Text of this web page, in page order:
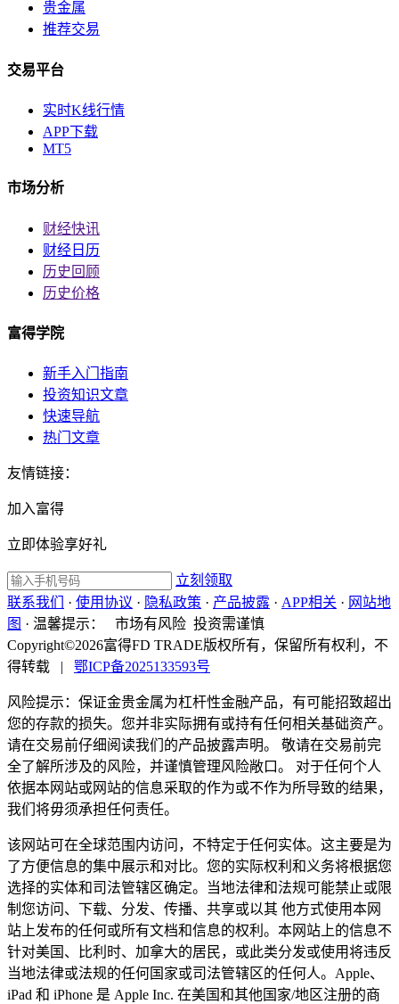
贵金属
推荐交易
交易平台
实时K线行情
APP下载
MT5
市场分析
财经快讯
财经日历
历史回顾
历史价格
富得学院
新手入门指南
投资知识文章
快速导航
热门文章
友情链接：
加入富得
立即体验享好礼
立刻领取
联系我们
· 使用协议 · 隐私政策 · 产品披露 · APP相关 · 网站地
图 · 温馨提示：
市场有风险 投资需谨慎
Copyright©2026富得FD TRADE版权所有，保留所有权利，不
得转载
| 鄂ICP备2025133593号
风险提示：保证金贵金属为杠杆性金融产品，有可能招致超出
您的存款的损失。您并非实际拥有或持有任何相关基础资产。
请在交易前仔细阅读我们的产品披露声明。 敬请在交易前完
全了解所涉及的风险，并谨慎管理风险敞口。 对于任何个人
依据本网站或网站的信息采取的作为或不作为所导致的结果，
我们将毋须承担任何责任。
该网站可在全球范围内访问，不特定于任何实体。这主要是为
了方便信息的集中展示和对比。您的实际权利和义务将根据您
选择的实体和司法管辖区确定。当地法律和法规可能禁止或限
制您访问、下载、分发、传播、共享或以其 他方式使用本网
站上发布的任何或所有文档和信息的权利。本网站上的信息不
针对美国、比利时、加拿大的居民，或此类分发或使用将违反
当地法律或法规的任何国家或司法管辖区的任何人。Apple、
iPad 和 iPhone 是 Apple Inc. 在美国和其他国家/地区注册的商